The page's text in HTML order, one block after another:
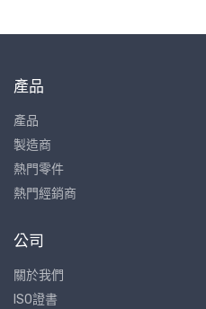
產品
產品
製造商
熱門零件
熱門經銷商
公司
關於我們
ISO證書